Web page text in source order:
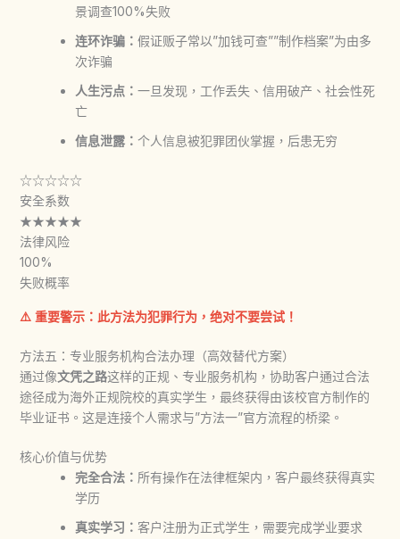
景调查100%失败
连环诈骗： 假证贩子常以”加钱可查””制作档案”为由多
次诈骗
人生污点： 一旦发现，工作丢失、信用破产、社会性死
亡
信息泄露： 个人信息被犯罪团伙掌握，后患无穷
☆☆☆☆☆
安全系数
★★★★★
法律风险
100%
失败概率
⚠️ 重要警示：此方法为犯罪行为，绝对不要尝试！
方法五：专业服务机构合法办理（高效替代方案）
通过像文凭之路这样的正规、专业服务机构，协助客户通过合法
途径成为海外正规院校的真实学生，最终获得由该校官方制作的
毕业证书。这是连接个人需求与”方法一”官方流程的桥梁。
核心价值与优势
完全合法： 所有操作在法律框架内，客户最终获得真实
学历
真实学习： 客户注册为正式学生，需要完成学业要求